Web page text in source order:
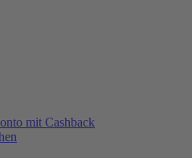
mit Cashback